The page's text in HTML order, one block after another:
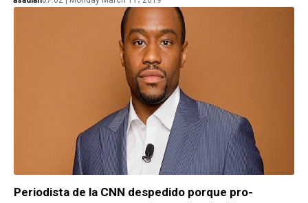
Periodista de la CNN despedido porque pro-